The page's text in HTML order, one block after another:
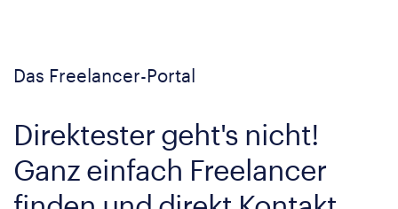
Das Freelancer-Portal
Direktester geht's nicht!
Ganz einfach Freelancer